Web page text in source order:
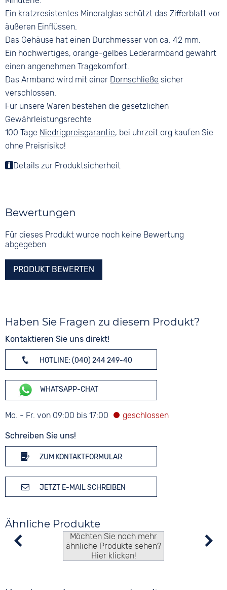
Ein kratzresistentes Mineralglas schützt das Zifferblatt vor
äußeren Einflüssen.
Das Gehäuse hat einen Durchmesser von ca. 42 mm.
Ein hochwertiges, orange-gelbes Lederarmband gewährt
einen angenehmen Tragekomfort.
Das Armband wird mit einer Dornschließe sicher
verschlossen.
Für unsere Waren bestehen die gesetzlichen
Gewährleistungsrechte
100 Tage Niedrigpreisgarantie, bei uhrzeit.org kaufen Sie
ohne Preisrisiko!
Details zur Produktsicherheit
Bewertungen
Für dieses Produkt wurde noch keine Bewertung
abgegeben
PRODUKT BEWERTEN
Haben Sie Fragen zu diesem Produkt?
Kontaktieren Sie uns direkt!
HOTLINE: (040) 244 249-40
WHATSAPP-CHAT
Mo. - Fr. von 09:00 bis 17:00
Schreiben Sie uns!
ZUM KONTAKTFORMULAR
JETZT E-MAIL SCHREIBEN
Ähnliche Produkte
Möchten Sie noch mehr
ähnliche Produkte sehen?
Hier klicken!